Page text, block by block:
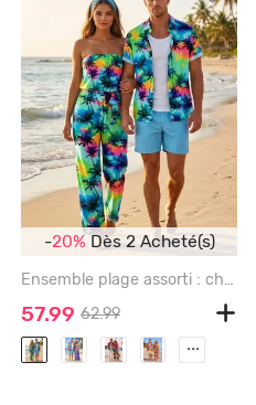
-20%Dès 2 Acheté(s)
Ensemble plage assorti : chemise hawaïenne et combinaison imprimé tie-dye cocotier pour couples - GREEN
57.99 62.99
...